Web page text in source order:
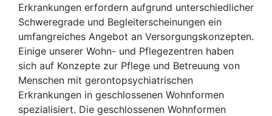
Erkrankungen erfordern aufgrund unterschiedlicher
Schweregrade und Begleiterscheinungen ein
umfangreiches Angebot an Versorgungskonzepten.
Einige unserer Wohn- und Pflegezentren haben
sich auf Konzepte zur Pflege und Betreuung von
Menschen mit gerontopsychiatrischen
Erkrankungen in geschlossenen Wohnformen
spezialisiert. Die geschlossenen Wohnformen